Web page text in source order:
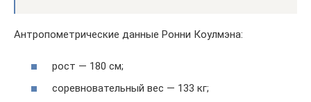
Антропометрические данные Ронни Коулмэна:
рост — 180 см;
соревновательный вес — 133 кг;